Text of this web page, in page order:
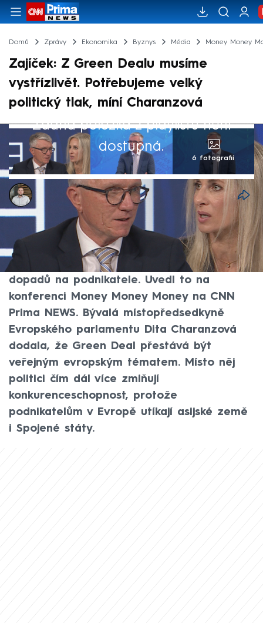
Domů Zprávy Ekonomika Byznys Média Money Money
Zajíček: Z Green Dealu musíme
vystřízlivět. Potřebujeme velký
politický tlak, míní Charanzová
Žádná položka z playlistu není
dostupná.
6 fotografií
Ladislav Šustr
27. dub 2026, 15:18
Prezident Hospodářské komory Zdeněk
Zajíček volá po revizi Green Dealu na
evropské úrovni a také vypočítání nákladů
dopadů na podnikatele. Uvedl to na
konferenci Money Money Money na CNN
Prima NEWS. Bývalá místopředsedkyně
Evropského parlamentu Dita Charanzová
dodala, že Green Deal přestává být
veřejným evropským tématem. Místo něj
politici čím dál více zmiňují
konkurenceschopnost, protože
podnikatelům v Evropě utíkají asijské země
i Spojené státy.